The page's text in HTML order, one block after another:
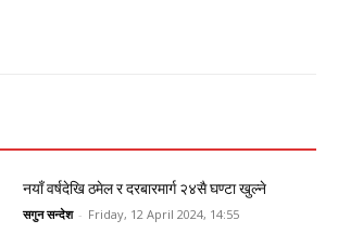
नयाँ वर्षदेखि ठमेल र दरबारमार्ग २४सै घण्टा खुल्ने
सगुन सन्देश - Friday, 12 April 2024, 14:55